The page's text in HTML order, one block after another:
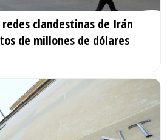
redes clandestinas de Irán
de millones de dólares